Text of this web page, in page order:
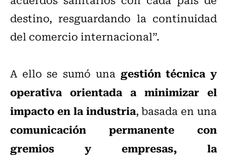
destino, resguardando la continuidad
del comercio internacional”.
A ello se sumó una gestión técnica y
operativa orientada a minimizar el
impacto en la industria, basada en una
comunicación permanente con
gremios y empresas, la